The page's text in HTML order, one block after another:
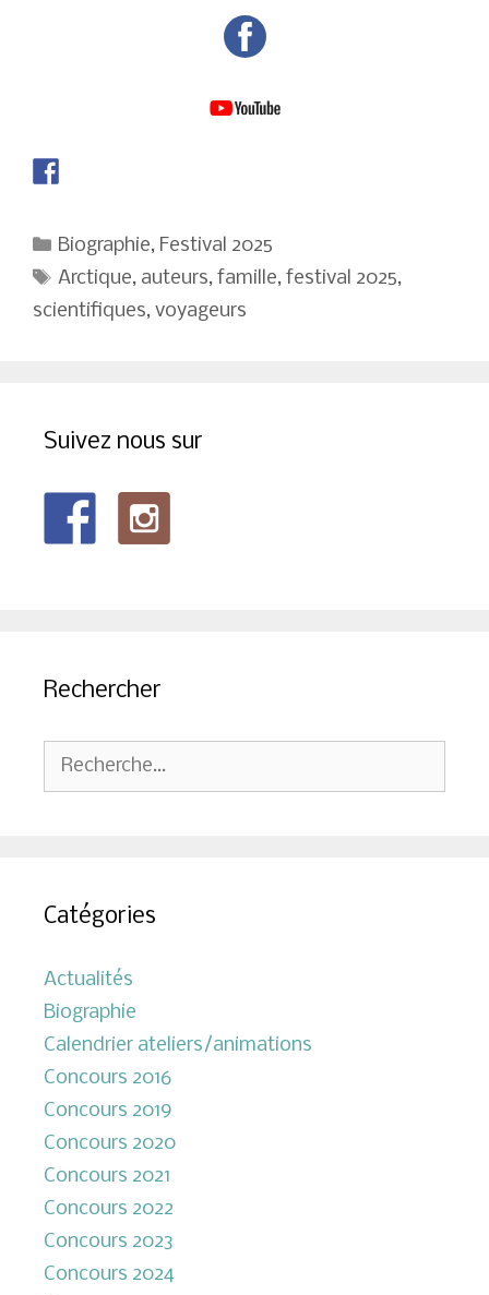
Catégories
Biographie, Festival 2025
Étiquettes
Arctique, auteurs,famille,festival 2025,
scientifiques, voyageurs
Suivez nous sur
Rechercher
Rechercher :
Catégories
Actualités
Biographie
Calendrier ateliers/animations
Concours 2016
Concours 2019
Concours 2020
Concours 2021
Concours 2022
Concours 2023
Concours 2024